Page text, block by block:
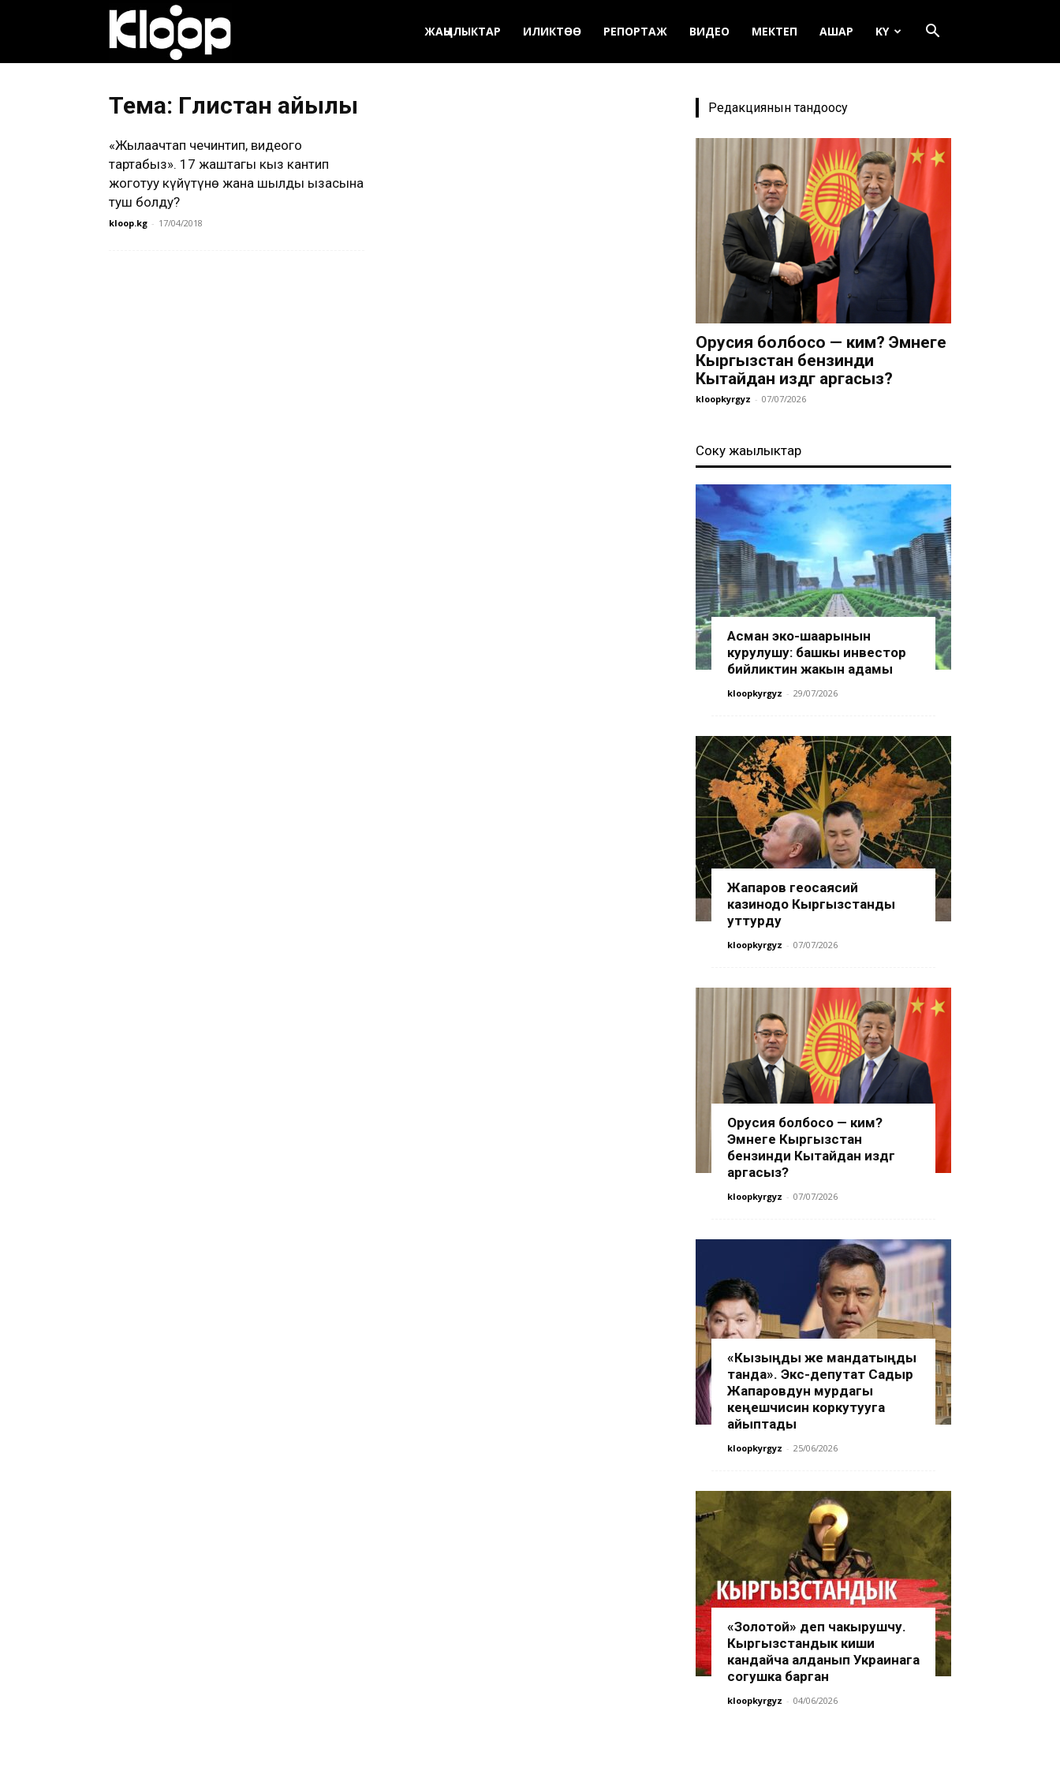
ЖАҢЫЛЫКТАР ИЛИКТӨӨ РЕПОРТАЖ ВИДЕО МЕКТЕП АШАР KY
Тема: Гүлистан айылы
«Жылаңачтап чечинтип, видеого
тартабыз». 17 жаштагы кыз кантип
жоготуу күйүтүнө жана шылдың ызасына
туш болду?
kloop.kg - 17/04/2018
Редакциянын тандоосу
Орусия болбосо — ким? Эмнеге
Кыргызстан бензинди
Кытайдан издөөгө аргасыз?
kloopkyrgyz - 07/07/2026
Соңку жаңылыктар
Асман эко-шаарынын
курулушу: башкы инвестор
бийликтин жакын адамы
kloopkyrgyz - 29/07/2026
Жапаров геосаясий
казинодо Кыргызстанды
уттурду
kloopkyrgyz - 07/07/2026
Орусия болбосо — ким?
Эмнеге Кыргызстан
бензинди Кытайдан издөөгө
аргасыз?
kloopkyrgyz - 07/07/2026
«Кызыңды же мандатыңды
танда». Экс-депутат Садыр
Жапаровдун мурдагы
кеңешчисин коркутууга
айыптады
kloopkyrgyz - 25/06/2026
«Золотой» деп чакырушчу.
Кыргызстандык киши
кандайча алданып Украинага
согушка барган
kloopkyrgyz - 04/06/2026